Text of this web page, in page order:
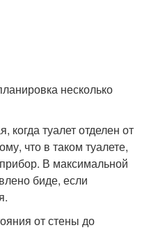
несколько
когда туалет отделен от
что в таком туалете,
В максимальной
биде, если
от стены до